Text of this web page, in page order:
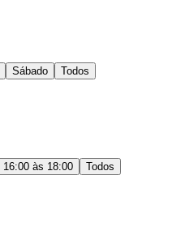
Sábado Todos
16:00 às 18:00 Todos